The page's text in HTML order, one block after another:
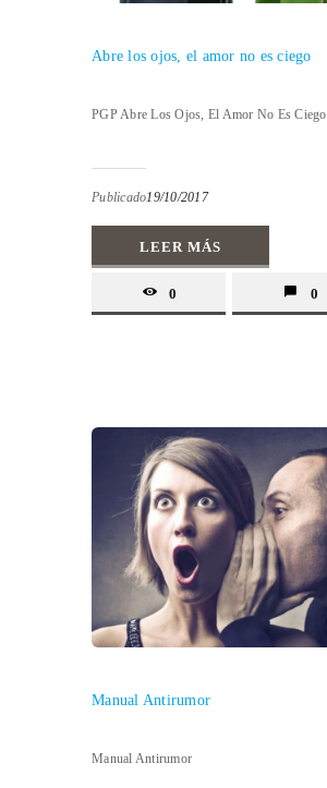
Abre los ojos, el amor no es ciego
PGP Abre Los Ojos, El Amor No Es Ciego
Publicado19/10/2017
LEER MÁS
0 0
Manual Antirumor
Manual Antirumor